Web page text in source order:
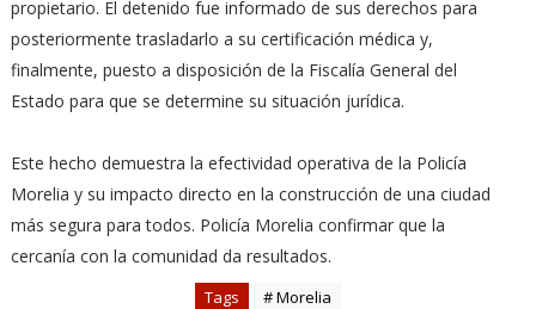
propietario. El detenido fue informado de sus derechos para
posteriormente trasladarlo a su certificación médica y,
finalmente, puesto a disposición de la Fiscalía General del
Estado para que se determine su situación jurídica.
Este hecho demuestra la efectividad operativa de la Policía
Morelia y su impacto directo en la construcción de una ciudad
más segura para todos. Policía Morelia confirmar que la
cercanía con la comunidad da resultados.
Tags # Morelia